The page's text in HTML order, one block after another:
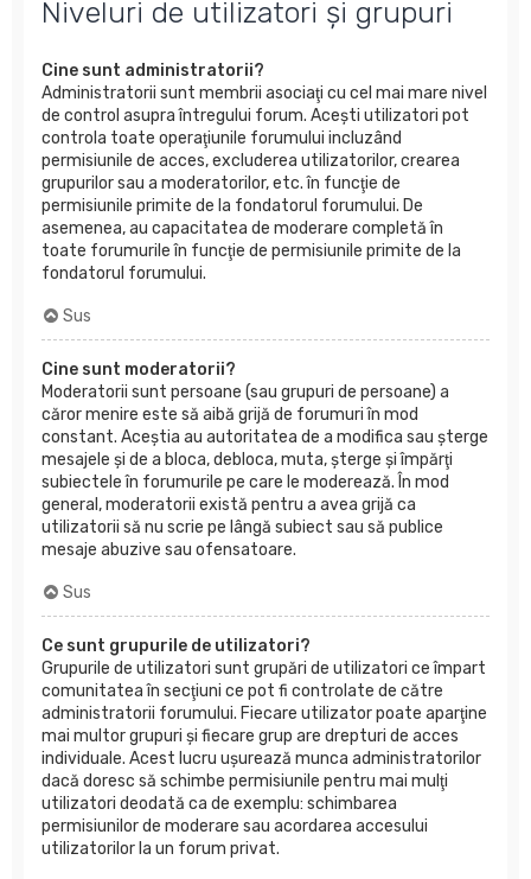
Niveluri de utilizatori şi grupuri
Cine sunt administratorii?
Administratorii sunt membrii asociaţi cu cel mai mare nivel
de control asupra întregului forum. Aceşti utilizatori pot
controla toate operaţiunile forumului incluzând
permisiunile de acces, excluderea utilizatorilor, crearea
grupurilor sau a moderatorilor, etc. în funcţie de
permisiunile primite de la fondatorul forumului. De
asemenea, au capacitatea de moderare completă în
toate forumurile în funcţie de permisiunile primite de la
fondatorul forumului.
Sus
Cine sunt moderatorii?
Moderatorii sunt persoane (sau grupuri de persoane) a
căror menire este să aibă grijă de forumuri în mod
constant. Aceştia au autoritatea de a modifica sau şterge
mesajele şi de a bloca, debloca, muta, şterge şi împărţi
subiectele în forumurile pe care le moderează. În mod
general, moderatorii există pentru a avea grijă ca
utilizatorii să nu scrie pe lângă subiect sau să publice
mesaje abuzive sau ofensatoare.
Sus
Ce sunt grupurile de utilizatori?
Grupurile de utilizatori sunt grupări de utilizatori ce împart
comunitatea în secţiuni ce pot fi controlate de către
administratorii forumului. Fiecare utilizator poate aparţine
mai multor grupuri şi fiecare grup are drepturi de acces
individuale. Acest lucru uşurează munca administratorilor
dacă doresc să schimbe permisiunile pentru mai mulţi
utilizatori deodată ca de exemplu: schimbarea
permisiunilor de moderare sau acordarea accesului
utilizatorilor la un forum privat.